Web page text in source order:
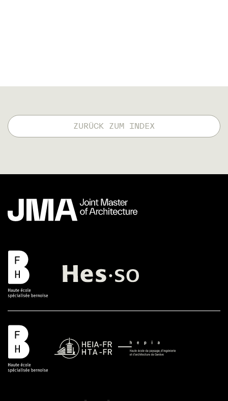
ZURÜCK ZUM INDEX